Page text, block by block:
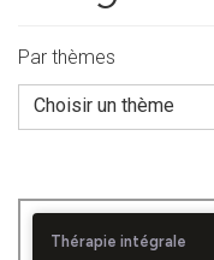
Par thèmes
Choisir un thème